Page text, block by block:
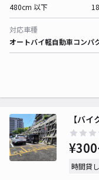
480cm 以下
対応車種
オートバイ軽自動車コンパ
【バ
時間貸